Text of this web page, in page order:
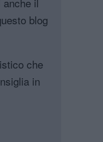
blog
che
in